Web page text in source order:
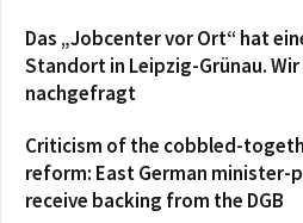
Das „Jobcenter vor Ort“ hat
Standort in Leipzig-Grünau. Wir
nachgefragt
Criticism of the cobbled-
reform: East German minister-
receive backing from the DGB